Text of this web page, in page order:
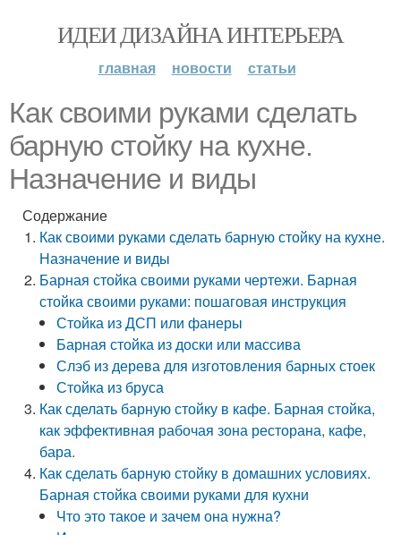
ИДЕИ ДИЗАЙНА ИНТЕРЬЕРА
главная новости статьи
Как своими руками сделать
барную стойку на кухне.
Назначение и виды
Содержание
Как своими руками сделать барную стойку на кухне.
Назначение и виды
Барная стойка своими руками чертежи. Барная
стойка своими руками: пошаговая инструкция
Стойка из ДСП или фанеры
Барная стойка из доски или массива
Слэб из дерева для изготовления барных стоек
Стойка из бруса
Как сделать барную стойку в кафе. Барная стойка,
как эффективная рабочая зона ресторана, кафе,
бара.
Как сделать барную стойку в домашних условиях.
Барная стойка своими руками для кухни
Что это такое и зачем она нужна?